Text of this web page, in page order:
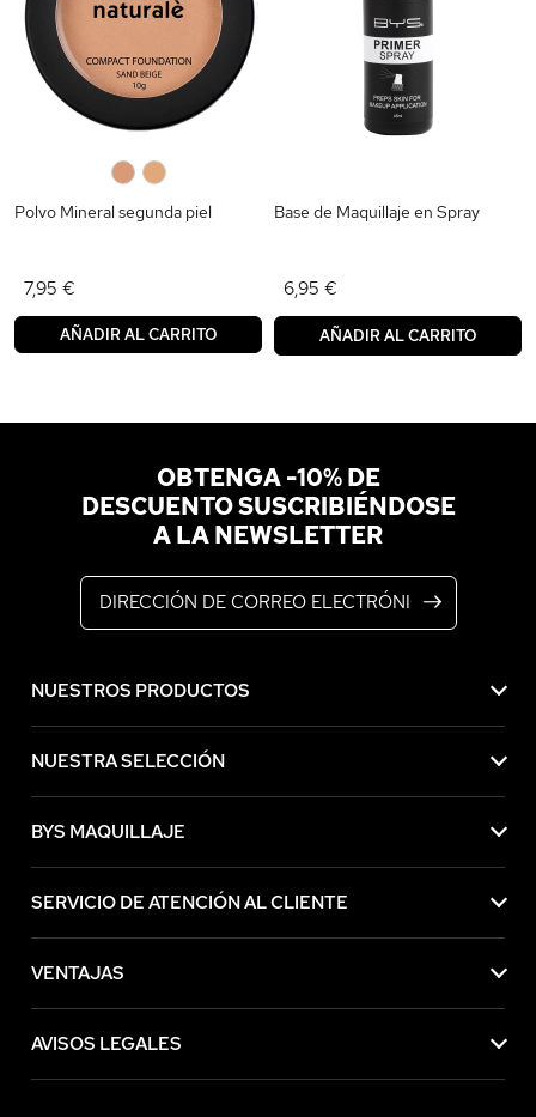
Polvo Mineral segunda piel
7,95 €
AÑADIR AL CARRITO
Base de Maquillaje en Spray
6,95 €
AÑADIR AL CARRITO
OBTENGA -10% DE
DESCUENTO SUSCRIBIÉNDOSE
A LA NEWSLETTER
NUESTROS PRODUCTOS
NUESTRA SELECCIÓN
BYS MAQUILLAJE
SERVICIO DE ATENCIÓN AL CLIENTE
VENTAJAS
AVISOS LEGALES